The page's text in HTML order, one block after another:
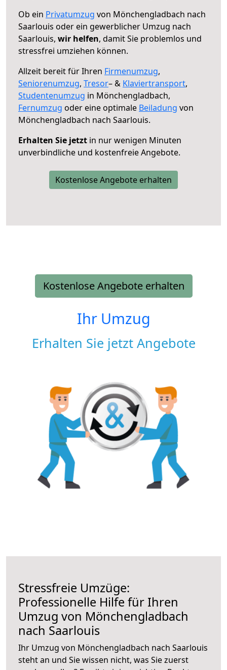
Ob ein Privatumzug von Mönchengladbach nach
Saarlouis oder ein gewerblicher Umzug nach
Saarlouis, wir helfen, damit Sie problemlos und
stressfrei umziehen können.
Allzeit bereit für Ihren Firmenumzug,
Seniorenumzug, Tresor– & Klaviertransport,
Studentenumzug in Mönchengladbach,
Fernumzug oder eine optimale Beiladung von
Mönchengladbach nach Saarlouis.
Erhalten Sie jetzt in nur wenigen Minuten
unverbindliche und kostenfreie Angebote.
Kostenlose Angebote erhalten
Kostenlose Angebote erhalten
Ihr Umzug
Erhalten Sie jetzt Angebote
Stressfreie Umzüge:
Professionelle Hilfe für Ihren
Umzug von Mönchengladbach
nach Saarlouis
Ihr Umzug von Mönchengladbach nach Saarlouis
steht an und Sie wissen nicht, was Sie zuerst